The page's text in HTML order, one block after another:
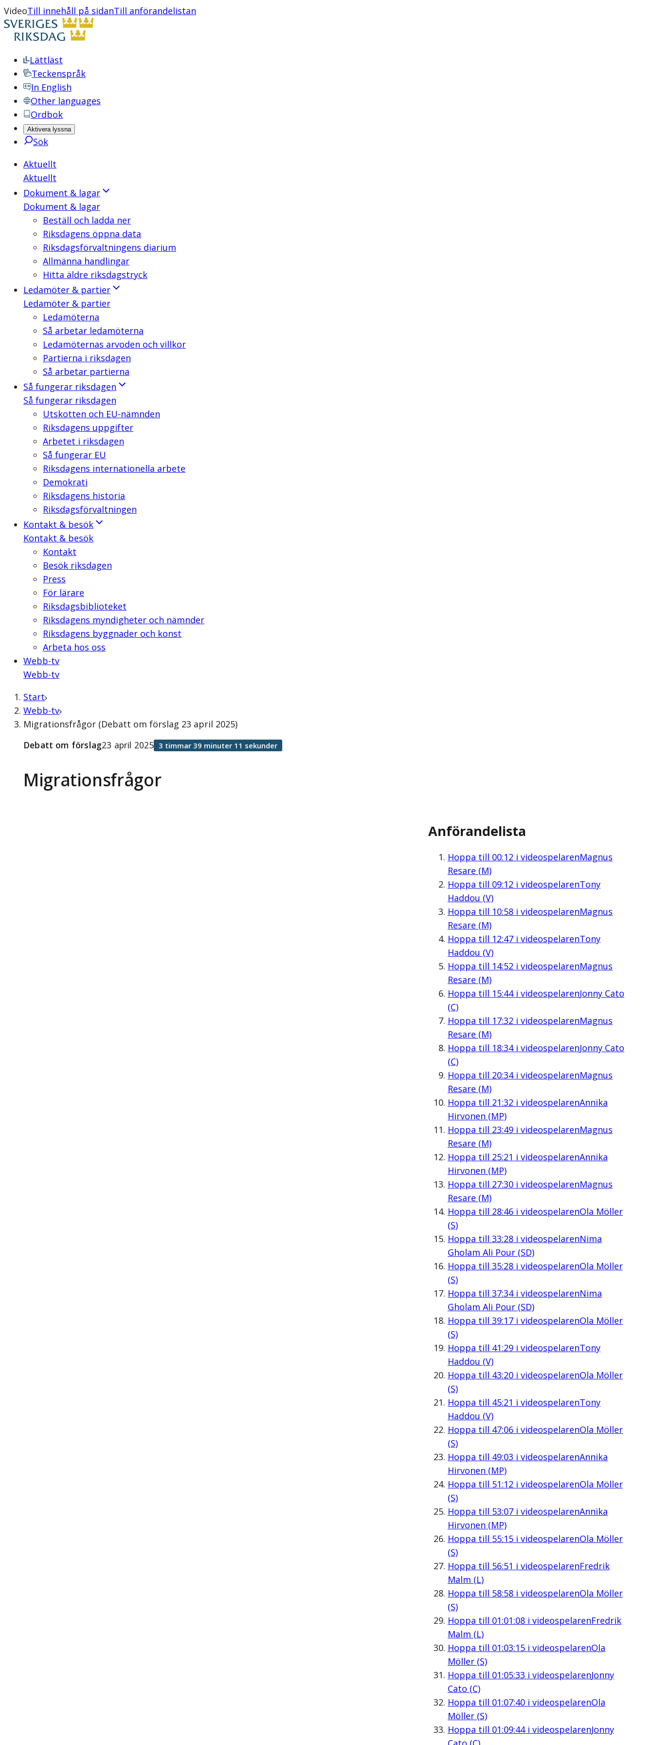
VideoTill innehåll på sidanTill anförandelistan
Lättläst
Teckenspråk
In English
Other languages
Ordbok
Aktivera lyssna
Sök
Aktuellt
Aktuellt
Dokument & lagar
Dokument & lagar
Beställ och ladda ner
Riksdagens öppna data
Riksdagsförvaltningens diarium
Allmänna handlingar
Hitta äldre riksdagstryck
Ledamöter & partier
Ledamöter & partier
Ledamöterna
Så arbetar ledamöterna
Ledamöternas arvoden och villkor
Partierna i riksdagen
Så arbetar partierna
Så fungerar riksdagen
Så fungerar riksdagen
Utskotten och EU-nämnden
Riksdagens uppgifter
Arbetet i riksdagen
Så fungerar EU
Riksdagens internationella arbete
Demokrati
Riksdagens historia
Riksdagsförvaltningen
Kontakt & besök
Kontakt & besök
Kontakt
Besök riksdagen
Press
För lärare
Riksdagsbiblioteket
Riksdagens myndigheter och nämnder
Riksdagens byggnader och konst
Arbeta hos oss
Webb-tv
Webb-tv
Start
Webb-tv
Migrationsfrågor (Debatt om förslag 23 april 2025)
Migrationsfrågor
Debatt om förslag23 april 2025 3 timmar 39 minuter 11 sekunder
Anförandelista
Hoppa till 00:12 i videospelarenMagnus
Resare (M)
Hoppa till 09:12 i videospelarenTony
Haddou (V)
Hoppa till 10:58i videospelarenMagnus
Resare (M)
Hoppa till 12:47i videospelarenTony
Haddou (V)
Hoppa till 14:52 i videospelarenMagnus
Resare (M)
Hoppa till 15:44i videospelarenJonny Cato
(C)
Hoppa till 17:32 i videospelarenMagnus
Resare (M)
Hoppa till 18:34i videospelarenJonny Cato
(C)
Hoppa till 20:34i videospelarenMagnus
Resare (M)
Hoppa till 21:32 i videospelarenAnnika
Hirvonen (MP)
Hoppa till 23:49i videospelarenMagnus
Resare (M)
Hoppa till 25:21 i videospelarenAnnika
Hirvonen (MP)
Hoppa till 27:30i videospelarenMagnus
Resare (M)
Hoppa till 28:46i videospelarenOla Möller
(S)
Hoppa till 33:28i videospelarenNima
Gholam Ali Pour (SD)
Hoppa till 35:28i videospelarenOla Möller
(S)
Hoppa till 37:34i videospelarenNima
Gholam Ali Pour (SD)
Hoppa till 39:17i videospelarenOla Möller
(S)
Hoppa till 41:29i videospelarenTony
Haddou (V)
Hoppa till 43:20i videospelarenOla Möller
(S)
Hoppa till 45:21 i videospelarenTony
Haddou (V)
Hoppa till 47:06i videospelarenOla Möller
(S)
Hoppa till 49:03 i videospelarenAnnika
Hirvonen (MP)
Hoppa till 51:12 i videospelarenOla Möller
(S)
Hoppa till 53:07i videospelarenAnnika
Hirvonen (MP)
Hoppa till 55:15i videospelarenOla Möller
(S)
Hoppa till 56:51 i videospelarenFredrik
Malm (L)
Hoppa till 58:58i videospelarenOla Möller
(S)
Hoppa till 01:01:08i videospelarenFredrik
Malm (L)
Hoppa till 01:03:15i videospelarenOla
Möller (S)
Hoppa till 01:05:33 i videospelarenJonny
Cato (C)
Hoppa till 01:07:40i videospelarenOla
Möller (S)
Hoppa till 01:09:44i videospelarenJonny